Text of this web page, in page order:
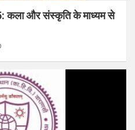
कला और संस्कृति के माध्यम से